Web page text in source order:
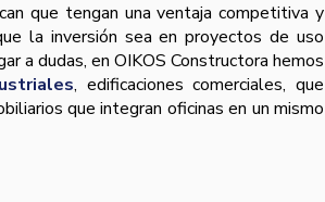
que tengan una ventaja competitiva y
la inversión sea en proyectos de uso
a dudas, en OIKOS Constructora hemos
, edificaciones comerciales, que
que integran oficinas en un mismo